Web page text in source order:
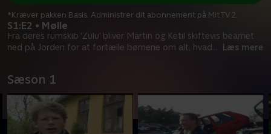
S1:E2 • Mølle
Fra deres rumskib 'Zulu' bliver Martin og Ketil skiftevis beamet
ned på Jorden for at fortælle børnene om alt, hvad... Læs mere
*Kræver pakken Basis. Administrer dit abonnement på Mit TV 2.
Sæson 1